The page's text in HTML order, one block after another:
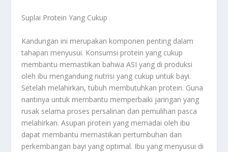
Suplai Protein Yang Cukup
Kandungan ini merupakan komponen penting dalam
tahapan menyusui. Konsumsi protein yang cukup
membantu memastikan bahwa ASI yang di produksi
oleh ibu mengandung nutrisi yang cukup untuk bayi.
Setelah melahirkan, tubuh membutuhkan protein. Guna
nantinya untuk membantu memperbaiki jaringan yang
rusak selama proses persalinan dan pemulihan pasca
melahirkan. Asupan protein yang memadai oleh ibu
dapat membantu memastikan pertumbuhan dan
perkembangan bayi yang optimal. Ibu yang menyusui di